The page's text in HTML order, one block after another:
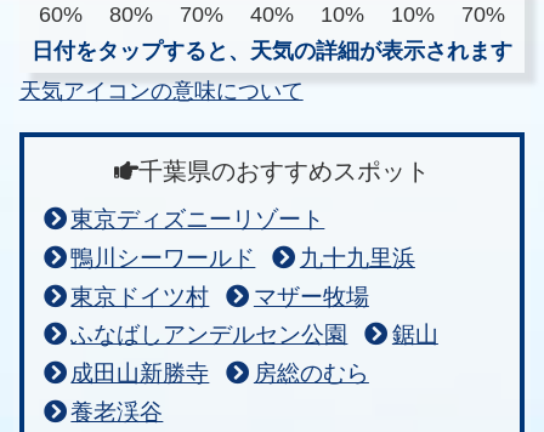
60%
80% 70% 40% 10% 10%
70%
日付をタップすると、天気の詳細が表示されます
天気アイコンの意味について
千葉県のおすすめスポット
東京ディズニーリゾート
鴨川シーワールド
九十九里浜
東京ドイツ村
マザー牧場
ふなばしアンデルセン公園
鋸山
成田山新勝寺
房総のむら
養老渓谷